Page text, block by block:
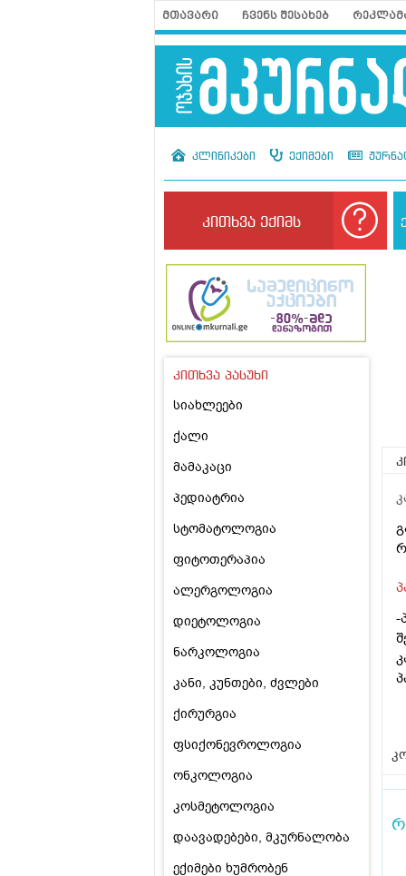
მთავარი ჩვენს შესახებ
კლინიკები ექიმები
კითხვა ექიმს
კითხვა პასუხი
სიახლეები
ქალი
მამაკაცი
პედიატრია
სტომატოლოგია
ფიტოთერაპია
ალერგოლოგია
დიეტოლოგია
ნარკოლოგია
კანი, კუნთები, ძვლები
ქირურგია
ფსიქონევროლოგია
ონკოლოგია
კოსმეტოლოგია
დაავადებები, მკურნალობა
ექიმები ხუმრობენ
-